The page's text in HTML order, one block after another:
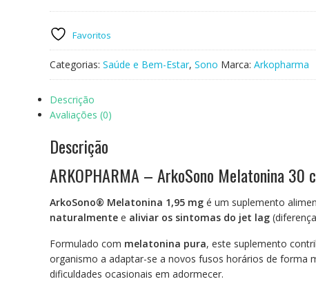
ArkoSono
30compFavoritos
Categorias: Saúde e Bem-Estar, Sono Marca: Arkopharma
Descrição
Avaliações (0)
Descrição
ARKOPHARMA – ArkoSono Melatonina 30
ArkoSono® Melatonina 1,95 mg é um suplemento
naturalmente e aliviar os sintomas do jet lag
Formulado com melatonina pura, este suplemento
organismo a adaptar-se a novos fusos horários de forma
dificuldades ocasionais em adormecer.